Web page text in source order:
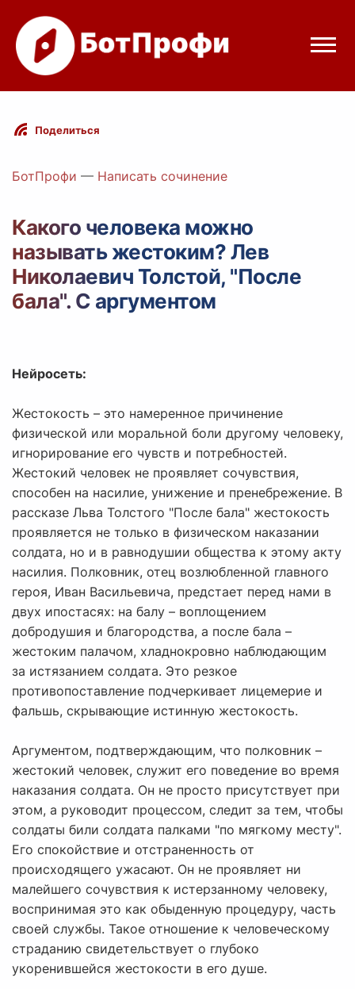
Режимы бота
Цены
Вход с Telegram
Поделиться
БотПрофи — Написать сочинение
Какого человека можно
называть жестоким? Лев
Николаевич Толстой, "После
бала". С аргументом
Нейросеть:
Жестокость – это намеренное причинение
физической или моральной боли другому человеку,
игнорирование его чувств и потребностей.
Жестокий человек не проявляет сочувствия,
способен на насилие, унижение и пренебрежение. В
рассказе Льва Толстого "После бала" жестокость
проявляется не только в физическом наказании
солдата, но и в равнодушии общества к этому акту
насилия. Полковник, отец возлюбленной главного
героя, Иван Васильевича, предстает перед нами в
двух ипостасях: на балу – воплощением
добродушия и благородства, а после бала –
жестоким палачом, хладнокровно наблюдающим
за истязанием солдата. Это резкое
противопоставление подчеркивает лицемерие и
фальшь, скрывающие истинную жестокость.
Аргументом, подтверждающим, что полковник –
жестокий человек, служит его поведение во время
наказания солдата. Он не просто присутствует при
этом, а руководит процессом, следит за тем, чтобы
солдаты били солдата палками "по мягкому месту".
Его спокойствие и отстраненность от
происходящего ужасают. Он не проявляет ни
малейшего сочувствия к истерзанному человеку,
воспринимая это как обыденную процедуру, часть
своей службы. Такое отношение к человеческому
страданию свидетельствует о глубоко
укоренившейся жестокости в его душе.